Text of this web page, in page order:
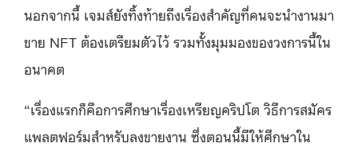
นอกจากนี้ เจมส์ยังทิ้งท้ายถึงเรื่องสำคัญที่คนจะนำงานมา
ขาย NFT ต้องเตรียมตัวไว้ รวมทั้งมุมมองของวงการนี้ใน
อนาคต
“เรื่องแรกก็คือการศึกษาเรื่องเหรียญคริปโต วิธีการสมัคร
แพลตฟอร์มสำหรับลงขายงาน ซึ่งตอนนี้มีให้ศึกษาใน